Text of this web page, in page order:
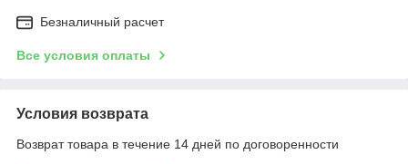
Безналичный расчет
Все условия оплаты
Условия возврата
Возврат товара в течение 14 дней по договоренности